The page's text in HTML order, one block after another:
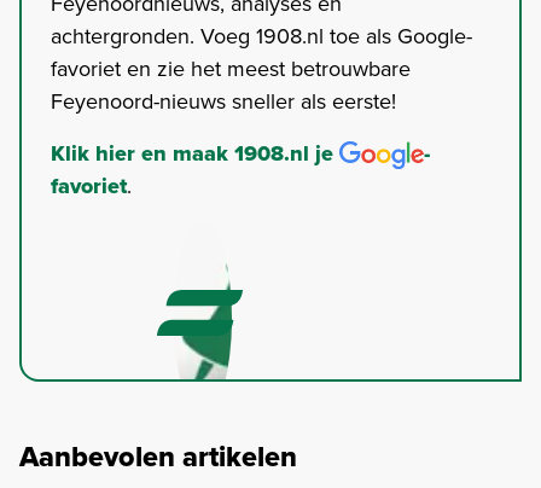
achtergronden. Voeg 1908.nl toe als Google-
favoriet en zie het meest betrouwbare
Feyenoord-nieuws sneller als eerste!
Klik hier en maak 1908.nl je
-
favoriet.
Aanbevolen artikelen